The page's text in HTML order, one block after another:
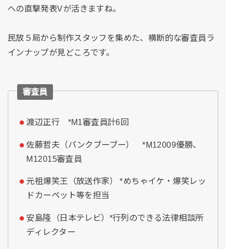
への直撃発表Vが活きますね。
民放５局から制作スタッフを集めた、横断的な審査員ラ
インナップが見どころです。
審査員
渡辺正行 *M1審査員計6回
佐藤哲夫（パンクブーブー） *M12009優勝、
M12015審査員
元祖爆笑王（放送作家） *めちゃイケ・爆笑レッ
ドカーペット等を担当
安島隆（日本テレビ）*行列のできる法律相談所
ディレクター